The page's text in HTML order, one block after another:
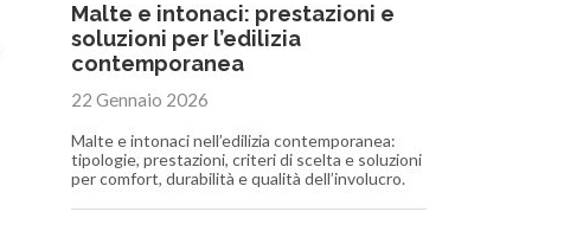
Malte e intonaci: prestazioni e
soluzioni per l’edilizia
contemporanea
22 Gennaio 2026
Malte e intonaci nell’edilizia contemporanea:
tipologie, prestazioni, criteri di scelta e soluzioni
per comfort, durabilità e qualità dell’involucro.